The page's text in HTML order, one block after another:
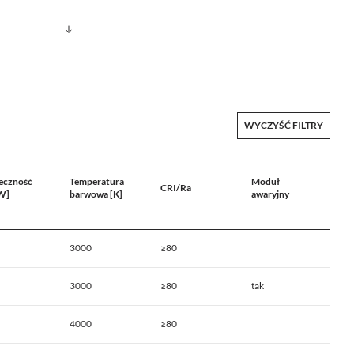
WYCZYŚĆ FILTRY
Temperatura
barwowa [K]
CRI/Ra
Moduł
awaryjny
3000 ≥80
3000 ≥80 tak
4000 ≥80